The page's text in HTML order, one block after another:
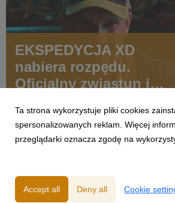
EKSPEDYCJA XD
nabiera rozpędu.
Oficjalny zwiastun i
premierą
Ta strona wykorzystuje pliki cookies
spersonalizowanych reklam. Więcej
przeglądarki oznacza zgodę na
Accept all Deny all Cookie